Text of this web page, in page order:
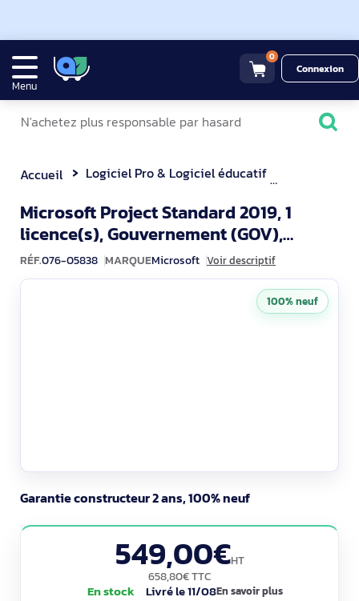
Menu
0
Connexion
Accueil Logiciel Pro & Logiciel éducatif
Microsoft Project Standard 2019, 1
licence(s), Gouvernement (GOV),
Licence
RÉF.076-05838 MARQUEMicrosoft Voir descriptif
Garantie constructeur 2 ans, 100% neuf
549,00€HT
658,80€ TTC
En stock Livré le 11/08En savoir plus
100% neuf